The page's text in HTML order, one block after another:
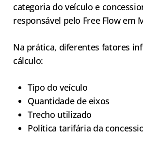
categoria do veículo e
responsável pelo Free Flow em
Na prática, diferentes fatores
cálculo:
Tipo do veículo
Quantidade de eixos
Trecho utilizado
Política tarifária da